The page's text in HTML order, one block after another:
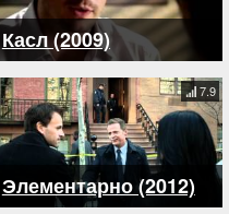
Касл (2009)
Элементарно (2012)
7.9